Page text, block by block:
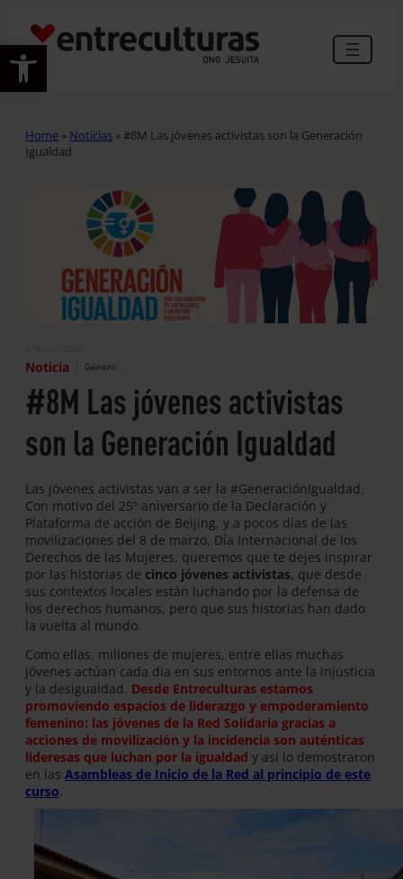
Abrir barra de herramientas
Home » Noticias »#8M Las jóvenes activistas son la Generación
Igualdad
Noticia Género
#8M Las jóvenes activistas
son la Generación Igualdad
Las jóvenes activistas van a ser la #GeneraciónIgualdad.
Con motivo del 25º aniversario de la Declaración y
Plataforma de acción de Beijing, y a pocos días de las
movilizaciones del 8 de marzo, Día Internacional de los
Derechos de las Mujeres, queremos que te dejes inspirar
por las historias de cinco jóvenes activistas, que desde
sus contextos locales están luchando por la defensa de
los derechos humanos, pero que sus historias han dado
la vuelta al mundo.
Como ellas, millones de mujeres, entre ellas muchas
jóvenes actúan cada día en sus entornos ante la injusticia
y la desigualdad. Desde Entreculturas estamos
promoviendo espacios de liderazgo y empoderamiento
femenino: las jóvenes de la Red Solidaria gracias a
acciones de movilización y la incidencia son auténticas
lideresas que luchan por la igualdad y así lo demostraron
en las Asambleas de Inicio de la Red al principio de este
curso.